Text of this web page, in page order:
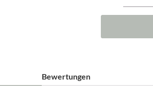
Bewertungen